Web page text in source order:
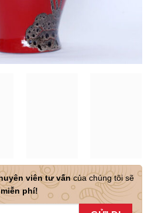
viên tư vấncủa chúng tôi sẽ
miễn phí!